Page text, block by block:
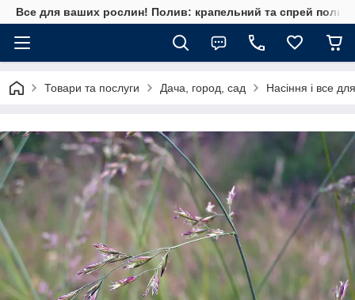
Все для ваших рослин! Полив: крапельний та спрей полив,
Товари та послуги Дача, город, сад Насіння і все